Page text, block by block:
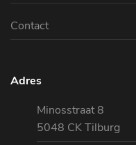
Contact
Adres
Minosstraat 8
5048 CK Tilburg